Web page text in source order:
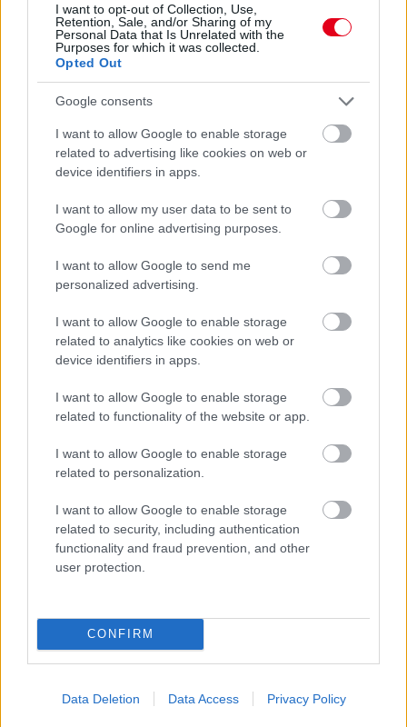
I want to opt-out of Collection, Use,
Retention, Sale, and/or Sharing of my
Personal Data that Is Unrelated with the
Purposes for which it was collected.
Opted Out
Google consents
I want to allow Google to enable storage
related to advertising like cookies on web or
device identifiers in apps.
I want to allow my user data to be sent to
Google for online advertising purposes.
I want to allow Google to send me
personalized advertising.
I want to allow Google to enable storage
related to analytics like cookies on web or
device identifiers in apps.
I want to allow Google to enable storage
related to functionality of the website or app.
I want to allow Google to enable storage
related to personalization.
I want to allow Google to enable storage
related to security, including authentication
functionality and fraud prevention, and other
user protection.
CONFIRM
Data Deletion Data Access Privacy Policy
1 napja
Sajtó: Az Aston Martintól érkezik Lambiase utódja a Red
1 napja
Óriási bevétel-visszaesést könyvelhetett el az F1 a